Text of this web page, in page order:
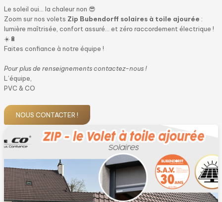
Le soleil oui… la chaleur non 😎
Zoom sur nos volets Zip Bubendorff solaires à toile ajourée :
lumière maîtrisée, confort assuré… et zéro raccordement électrique !
☀️🔋
Faites confiance à notre équipe !
Pour plus de renseignements contactez-nous !
L’équipe,
PVC & CO
NOUS CONTACTER !